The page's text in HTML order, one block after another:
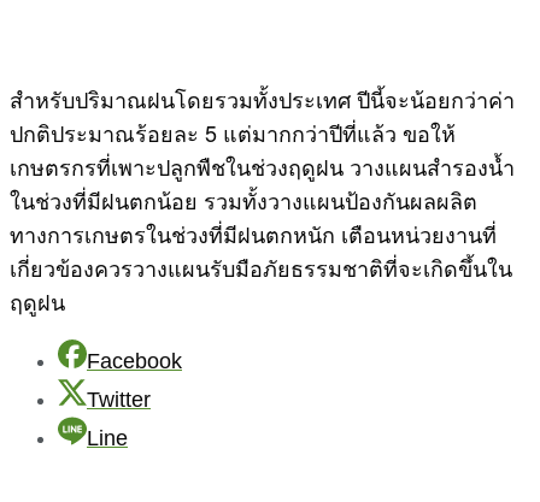
สำหรับปริมาณฝนโดยรวมทั้งประเทศ ปีนี้จะน้อยกว่าค่า
ปกติประมาณร้อยละ 5 แต่มากกว่าปีที่แล้ว ขอให้
เกษตรกรที่เพาะปลูกพืชในช่วงฤดูฝน วางแผนสำรองน้ำ
ในช่วงที่มีฝนตกน้อย รวมทั้งวางแผนป้องกันผลผลิต
ทางการเกษตรในช่วงที่มีฝนตกหนัก เตือนหน่วยงานที่
เกี่ยวข้องควรวางแผนรับมือภัยธรรมชาติที่จะเกิดขึ้นใน
ฤดูฝน
Facebook
Twitter
Line